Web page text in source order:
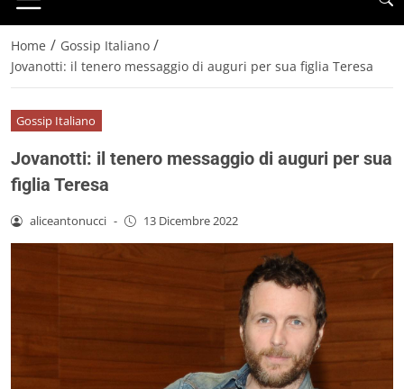
Home / Gossip Italiano /
Jovanotti: il tenero messaggio di auguri per sua figlia Teresa
Gossip Italiano
Jovanotti: il tenero messaggio di auguri per sua
figlia Teresa
aliceantonucci - 13 Dicembre 2022